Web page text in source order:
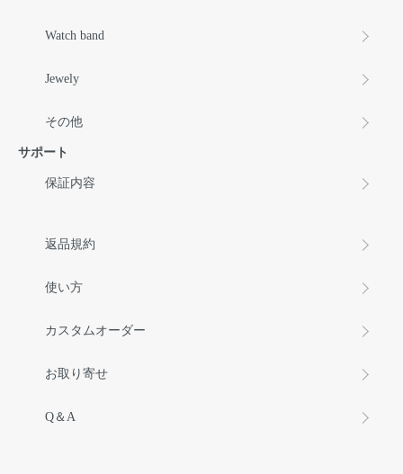
Watch band
Jewely
その他
サポート
保証内容
返品規約
使い方
カスタムオーダー
お取り寄せ
Q＆A